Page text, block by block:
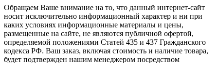
Обращаем Ваше внимание на то, что данный интернет-сайт
носит исключительно информационный характер и ни при
каких условиях информационные материалы и цены,
размещенные на сайте, не являются публичной офертой,
определяемой положениями Статей 435 и 437 Гражданского
кодекса РФ. Ваш заказ, включая стоимость и наличие товара,
будет подтвержден нашим менеджером посредством